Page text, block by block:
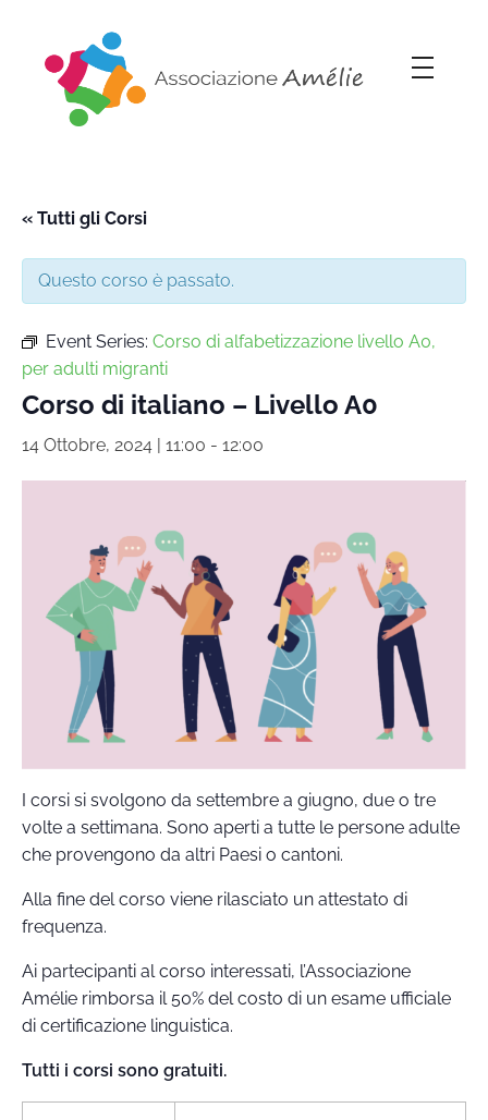
« Tutti gli Corsi
Questo corso è passato.
Event Series: Corso di alfabetizzazione livello A0,
per adulti migranti
Corso di italiano – Livello A0
14 Ottobre, 2024 | 11:00 - 12:00
I corsi si svolgono da settembre a giugno, due o tre
volte a settimana. Sono aperti a tutte le persone adulte
che provengono da altri Paesi o cantoni.
Alla fine del corso viene rilasciato un attestato di
frequenza.
Ai partecipanti al corso interessati, l’Associazione
Amélie rimborsa il 50% del costo di un esame ufficiale
di certificazione linguistica.
Tutti i corsi sono gratuiti.